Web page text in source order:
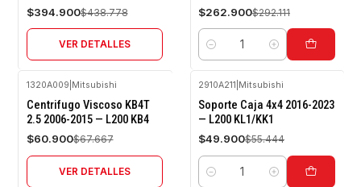
$394.900$438.778
VER DETALLES
$262.900$292.111
Cantidad
-10%
OFF
1320A009 Mitsubishi
Centrifugo Viscoso KB4T
2.5 2006-2015 — L200 KB4
$60.900$67.667
VER DETALLES
-10%
OFF
2910A211 Mitsubishi
Soporte Caja 4x4 2016-2023
— L200 KL1/KK1
$49.900$55.444
Cantidad